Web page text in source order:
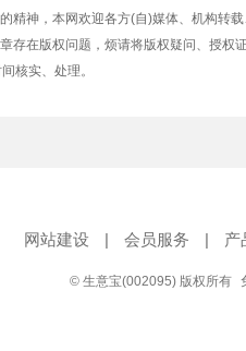
精神，本网欢迎各方(自)媒体、机构转
存在版权问题，烦请将版权疑问、授权
核实、处理。
网站建设 | 会员服务 | 产
© 生意宝(002095) 版权所有